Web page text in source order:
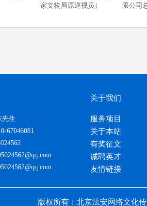
家文物局原巡视员）
限公司
生
67046081
关于我们
服务项目
关于本站
有奖征文
诚聘英才
友情链接
版权所有：北京法安网络文化